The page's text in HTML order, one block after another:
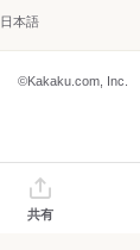
日本語
©Kakaku.com, Inc.
共有